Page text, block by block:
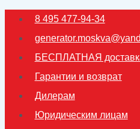
Перейти
содержимому
8 495 477-94-34
БЕСПЛАТНАЯ
Гарантии и возврат
Дилерам
Юридическим лицам